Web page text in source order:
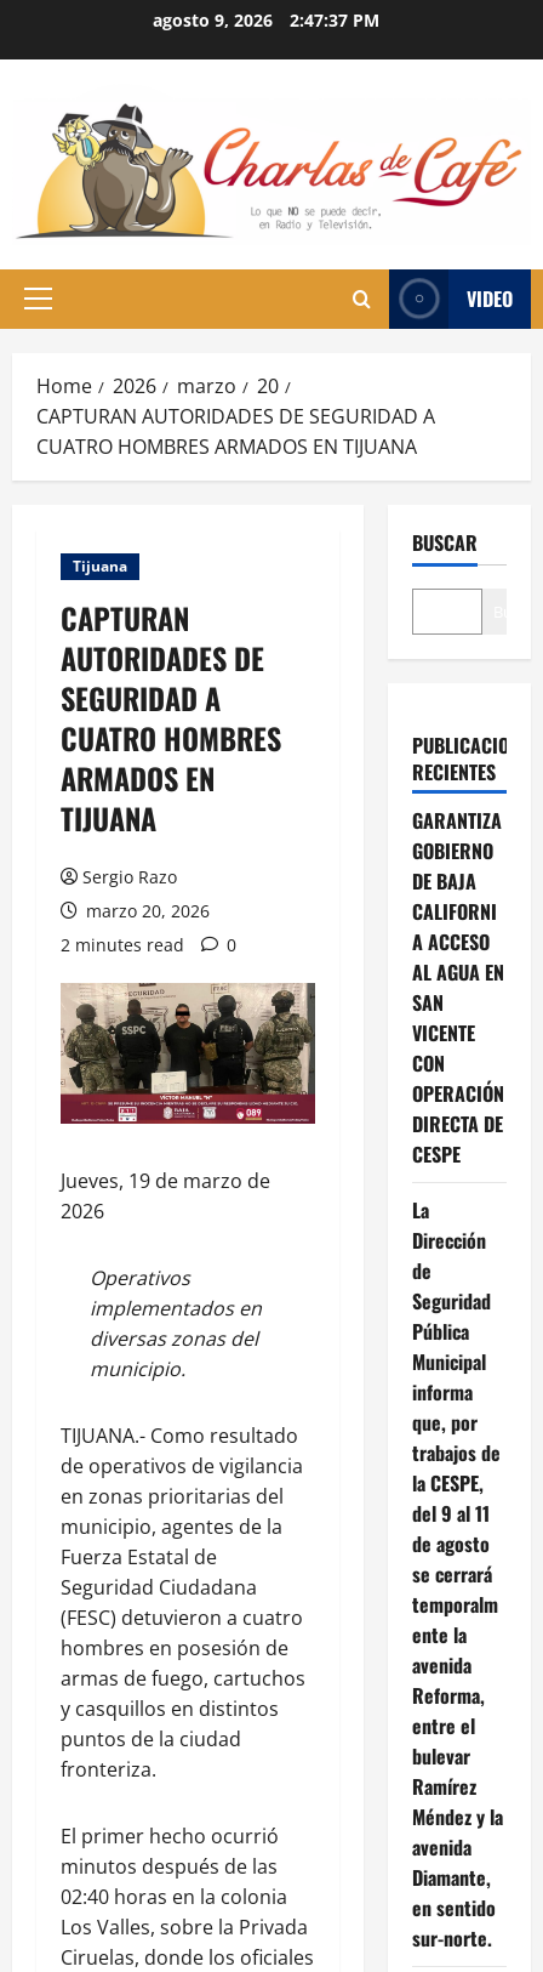
agosto 9, 2026 2:47:38 PM
Primary
VIDEO
Home 2026 marzo
20
CAPTURAN AUTORIDADES DE SEGURIDAD A
CUATRO HOMBRES ARMADOS EN TIJUANA
Tijuana
CAPTURAN
AUTORIDADES DE
SEGURIDAD A
CUATRO HOMBRES
ARMADOS EN
TIJUANA
Sergio Razo
marzo 20, 2026
2 minutes read
0
Jueves, 19 de marzo de
2026
Operativos
implementados en
diversas zonas del
municipio.
TIJUANA.- Como resultado
de operativos de vigilancia
en zonas prioritarias del
municipio, agentes de la
Fuerza Estatal de
Seguridad Ciudadana
(FESC) detuvieron a cuatro
hombres en posesión de
armas de fuego, cartuchos
y casquillos en distintos
puntos de la ciudad
fronteriza.
El primer hecho ocurrió
minutos después de las
02:40 horas en la colonia
Los Valles, sobre la Privada
Ciruelas, donde los oficiales
BUSCAR
PUBLICACIONES
RECIENTES
GARANTIZA
GOBIERNO
DE BAJA
CALIFORNI
A ACCESO
AL AGUA EN
SAN
VICENTE
CON
OPERACIÓN
DIRECTA DE
CESPE
La
Dirección
de
Seguridad
Pública
Municipal
informa
que, por
trabajos de
la CESPE,
del 9 al 11
de agosto
se cerrará
temporalm
ente la
avenida
Reforma,
entre el
bulevar
Ramírez
Méndez y la
avenida
Diamante,
en sentido
sur-norte.